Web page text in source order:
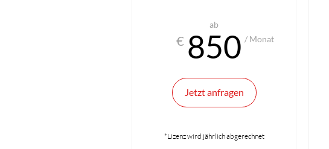
ab
€ 850 / Monat
Jetzt anfragen
*Lizenz wird jährlich abgerechnet